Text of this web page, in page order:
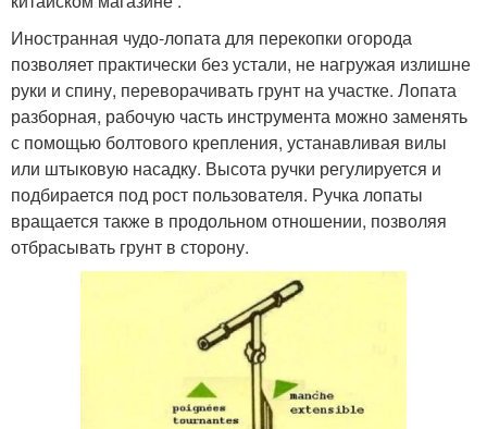
Иностранная чудо-лопата для перекопки огорода
позволяет практически без устали, не нагружая излишне
руки и спину, переворачивать грунт на участке. Лопата
разборная, рабочую часть инструмента можно заменять
с помощью болтового крепления, устанавливая вилы
или штыковую насадку. Высота ручки регулируется и
подбирается под рост пользователя. Ручка лопаты
вращается также в продольном отношении, позволяя
отбрасывать грунт в сторону.